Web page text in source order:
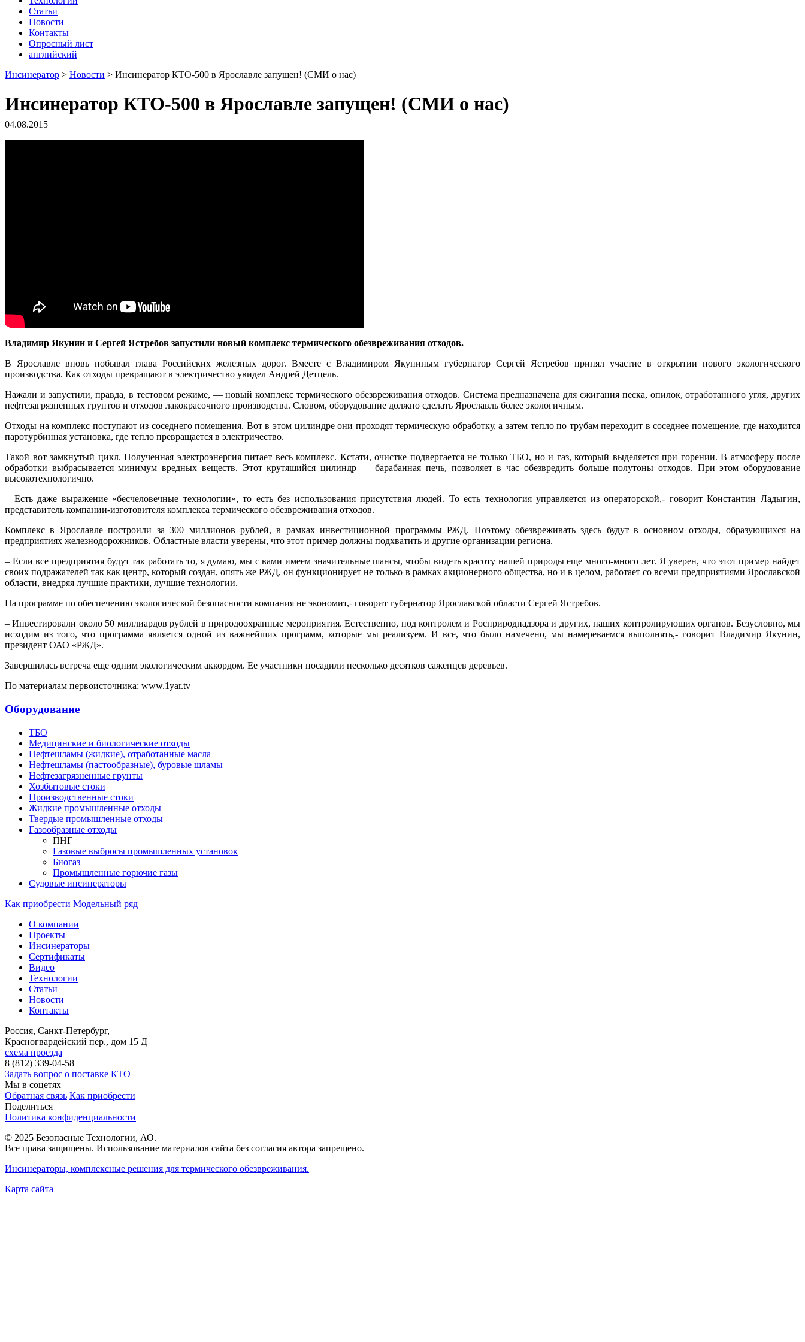
Статьи
Новости
Контакты
Опросный лист
английский
Инсинератор > Новости > Инсинератор КТО-500 в Ярославле запущен! (СМИ о нас)
Инсинератор КТО-500 в Ярославле запущен! (СМИ о нас)
04.08.2015
Владимир Якунин и Сергей Ястребов запустили новый комплекс термического обезвреживания отходов.
В Ярославле вновь побывал глава Российских железных дорог. Вместе с Владимиром Якуниным губернатор Сергей Ястребов принял участие в открытии нового экологического
производства. Как отходы превращают в электричество увидел Андрей Детцель.
Нажали и запустили, правда, в тестовом режиме, — новый комплекс термического обезвреживания отходов. Система предназначена для сжигания песка, опилок, отработанного угля, других
нефтезагрязненных грунтов и отходов лакокрасочного производства. Словом, оборудование должно сделать Ярославль более экологичным.
Отходы на комплекс поступают из соседнего помещения. Вот в этом цилиндре они проходят термическую обработку, а затем тепло по трубам переходит в соседнее помещение, где находится
паротурбинная установка, где тепло превращается в электричество.
Такой вот замкнутый цикл. Полученная электроэнергия питает весь комплекс. Кстати, очистке подвергается не только ТБО, но и газ, который выделяется при горении. В атмосферу после
обработки выбрасывается минимум вредных веществ. Этот крутящийся цилиндр — барабанная печь, позволяет в час обезвредить больше полутоны отходов. При этом оборудование
высокотехнологично.
– Есть даже выражение «бесчеловечные технологии», то есть без использования присутствия людей. То есть технология управляется из операторской,- говорит Константин Ладыгин,
представитель компании-изготовителя комплекса термического обезвреживания отходов.
Комплекс в Ярославле построили за 300 миллионов рублей, в рамках инвестиционной программы РЖД. Поэтому обезвреживать здесь будут в основном отходы, образующихся на
предприятиях железнодорожников. Областные власти уверены, что этот пример должны подхватить и другие организации региона.
– Если все предприятия будут так работать то, я думаю, мы с вами имеем значительные шансы, чтобы видеть красоту нашей природы еще много-много лет. Я уверен, что этот пример найдет
своих подражателей так как центр, который создан, опять же РЖД, он функционирует не только в рамках акционерного общества, но и в целом, работает со всеми предприятиями Ярославской
области, внедряя лучшие практики, лучшие технологии.
На программе по обеспечению экологической безопасности компания не экономит,- говорит губернатор Ярославской области Сергей Ястребов.
– Инвестировали около 50 миллиардов рублей в природоохранные мероприятия. Естественно, под контролем и Росприроднадзора и других, наших контролирующих органов. Безусловно, мы
исходим из того, что программа является одной из важнейших программ, которые мы реализуем. И все, что было намечено, мы намереваемся выполнять,- говорит Владимир Якунин,
президент ОАО «РЖД».
Завершилась встреча еще одним экологическим аккордом. Ее участники посадили несколько десятков саженцев деревьев.
По материалам первоисточника: www.1yar.tv
Оборудование
ТБО
Медицинские и биологические отходы
Нефтешламы (жидкие), отработанные масла
Нефтешламы (пастообразные), буровые шламы
Нефтезагрязненные грунты
Хозбытовые стоки
Производственные стоки
Жидкие промышленные отходы
Твердые промышленные отходы
Газообразные отходы
ПНГ
Газовые выбросы промышленных установок
Биогаз
Промышленные горючие газы
Судовые инсинераторы
Как приобрести Модельный ряд
О компании
Проекты
Инсинераторы
Сертификаты
Видео
Технологии
Статьи
Новости
Контакты
Россия, Санкт-Петербург,
Красногвардейский пер., дом 15 Д
схема проезда
8 (812) 339-04-58
Задать вопрос о поставке КТО
Мы в соцетях
Обратная связь Как приобрести
Поделиться
Политика конфиденциальности
© 2025 Безопасные Технологии, АО.
Все права защищены. Использование материалов сайта без согласия автора запрещено.
Инсинераторы, комплексные решения для термического обезвреживания.
Карта сайта